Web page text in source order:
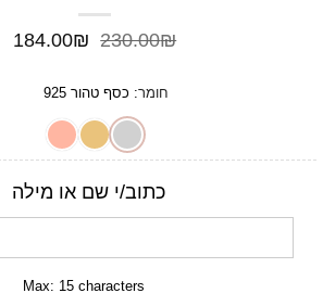
230.00₪
המחיר
230.00₪.
184.00₪
חומר: כסף טהור 925
כתוב/י שם או מילה
Max: 15 characters